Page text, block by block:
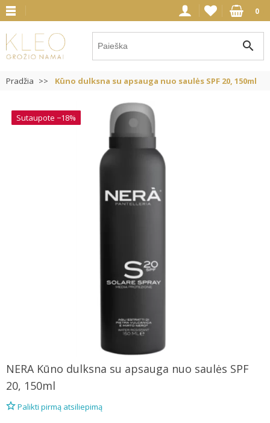
0
search
Pradžia Kūno dulksna su apsauga nuo saulės SPF 20, 150ml
Sutaupote −18%
Sutaupote −18%
NERA Kūno dulksna su apsauga nuo saulės SPF
20, 150ml
Palikti pirmą atsiliepimą